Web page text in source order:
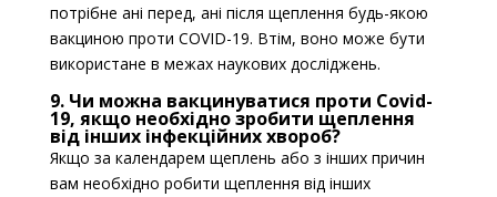
потрібне ані перед, ані після щеплення будь-якою
вакциною проти COVID-19. Втім, воно може бути
використане в межах наукових досліджень.
9. Чи можна вакцинуватися проти Covid-
19, якщо необхідно зробити щеплення
від інших інфекційних хвороб?
Якщо за календарем щеплень або з інших причин
вам необхідно робити щеплення від інших